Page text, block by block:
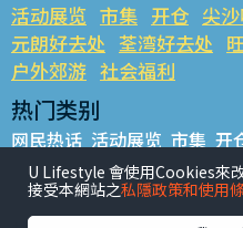
活动展览 市集 开仓 尖
元朗好去处 荃湾好去处
户外郊游 社会福利
热门类别
网民热话 活动展览 市集 开
铜锣湾好去处 元朗好去处
餐厅情报 户外郊游
U Lifestyle 會使用Cookies來
接受本網站之私隱政策和使用